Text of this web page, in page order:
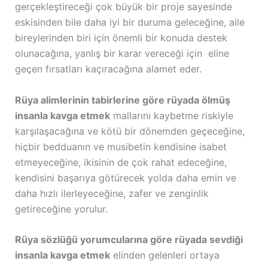
gerçekleştireceği çok büyük bir proje sayesinde
eskisinden bile daha iyi bir duruma geleceğine, aile
bireylerinden biri için önemli bir konuda destek
olunacağına, yanlış bir karar vereceği için eline
geçen fırsatları kaçıracağına alamet eder.
Rüya alimlerinin tabirlerine göre rüyada ölmüş
insanla kavga etmekmallarını kaybetme riskiyle
karşılaşacağına ve kötü bir dönemden geçeceğine,
hiçbir bedduanın ve musibetin kendisine isabet
etmeyeceğine, ikisinin de çok rahat edeceğine,
kendisini başarıya götürecek yolda daha emin ve
daha hızlı ilerleyeceğine, zafer ve zenginlik
getireceğine yorulur.
Rüya sözlüğü yorumcularına göre rüyada sevdiği
insanla kavga etmekelinden gelenleri ortaya